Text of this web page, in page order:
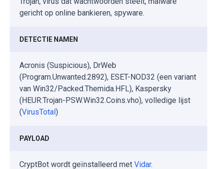
gericht op online bankieren, spyware.
DETECTIE NAMEN
Acronis (Suspicious), DrWeb
(Program.Unwanted.2892), ESET-NOD32 (een variant
van Win32/Packed.Themida.HFL), Kaspersky
(HEUR:Trojan-PSW.Win32.Coins.vho), volledige lijst
(VirusTotal)
PAYLOAD
CryptBot wordt geïnstalleerd met Vidar.